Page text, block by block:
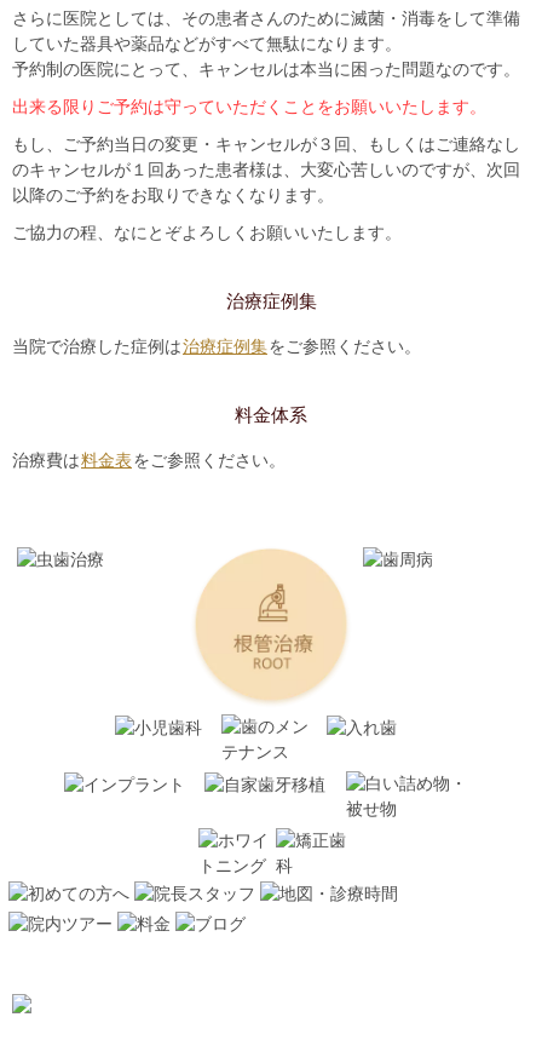
さらに医院としては、その患者さんのために滅菌・消毒をして準備
していた器具や薬品などがすべて無駄になります。
予約制の医院にとって、キャンセルは本当に困った問題なのです。
出来る限りご予約は守っていただくことをお願いいたします。
もし、ご予約当日の変更・キャンセルが３回、もしくはご連絡なし
のキャンセルが１回あった患者様は、 大変心苦しいのですが、次回
以降のご予約をお取りできなくなります。
ご協力の程、なにとぞよろしくお願いいたします。
治療症例集
当院で治療した症例は治療症例集をご参照ください。
料金体系
治療費は料金表をご参照ください。